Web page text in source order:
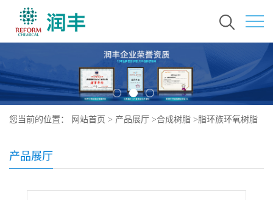
您当前的位置： 网站首页 > 产品展厅 >合成树脂 >脂环族环氧树脂
产品展厅